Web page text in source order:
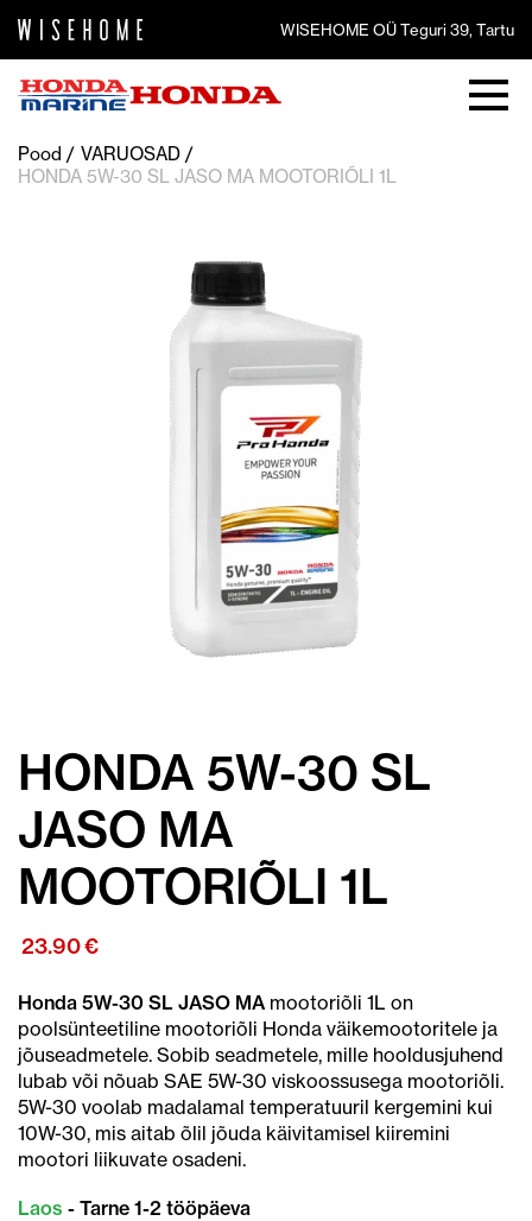
WISEHOME OÜ Teguri 39, Tartu
Pood
VARUOSAD
HONDA 5W-30 SL JASO MA MOOTORIÕLI 1L
HONDA 5W-30 SL
JASO MA
MOOTORIÕLI 1L
23.90€
Honda 5W-30 SL JASO MA mootoriõli 1L on
poolsünteetiline mootoriõli Honda väikemootoritele ja
jõuseadmetele. Sobib seadmetele, mille hooldusjuhend
lubab või nõuab SAE 5W-30 viskoossusega mootoriõli.
5W-30 voolab madalamal temperatuuril kergemini kui
10W-30, mis aitab õlil jõuda käivitamisel kiiremini
mootori liikuvate osadeni.
Laos - Tarne 1-2 tööpäeva